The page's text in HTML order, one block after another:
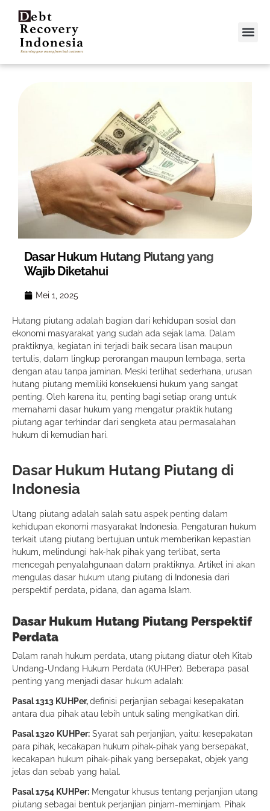
Dasar Hukum Hutang Piutang yang
Wajib Diketahui
Mei 1, 2025
Hutang piutang adalah bagian dari kehidupan sosial dan
ekonomi masyarakat yang sudah ada sejak lama. Dalam
praktiknya, kegiatan ini terjadi baik secara lisan maupun
tertulis, dalam lingkup perorangan maupun lembaga, serta
dengan atau tanpa jaminan. Meski terlihat sederhana, urusan
hutang piutang memiliki konsekuensi hukum yang sangat
penting. Oleh karena itu, penting bagi setiap orang untuk
memahami dasar hukum yang mengatur praktik hutang
piutang agar terhindar dari sengketa atau permasalahan
hukum di kemudian hari.
Dasar Hukum Hutang Piutang di
Indonesia
Utang piutang adalah salah satu aspek penting dalam
kehidupan ekonomi masyarakat Indonesia. Pengaturan hukum
terkait utang piutang bertujuan untuk memberikan kepastian
hukum, melindungi hak-hak pihak yang terlibat, serta
mencegah penyalahgunaan dalam praktiknya. Artikel ini akan
mengulas dasar hukum utang piutang di Indonesia dari
perspektif perdata, pidana, dan agama Islam.
Dasar Hukum Hutang Piutang Perspektif
Perdata
Dalam ranah hukum perdata, utang piutang diatur oleh Kitab
Undang-Undang Hukum Perdata (KUHPer). Beberapa pasal
penting yang menjadi dasar hukum adalah:
Pasal 1313 KUHPer,definisi perjanjian sebagai kesepakatan
antara dua pihak atau lebih untuk saling mengikatkan diri.
Pasal 1320 KUHPer: Syarat sah perjanjian, yaitu: kesepakatan
para pihak, kecakapan hukum pihak-pihak yang bersepakat,
kecakapan hukum pihak-pihak yang bersepakat, objek yang
jelas dan sebab yang halal.
Pasal 1754 KUHPer: Mengatur khusus tentang perjanjian utang
piutang sebagai bentuk perjanjian pinjam-meminjam. Pihak